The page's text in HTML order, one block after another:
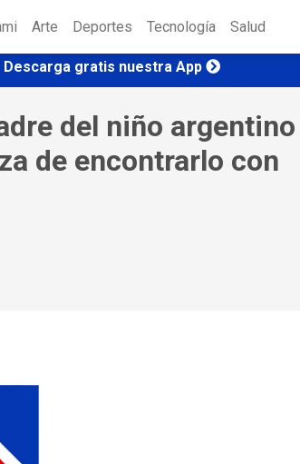
Arte Deportes Tecnología Salud
Descarga gratis nuestra App
del niño argentino
de encontrarlo con